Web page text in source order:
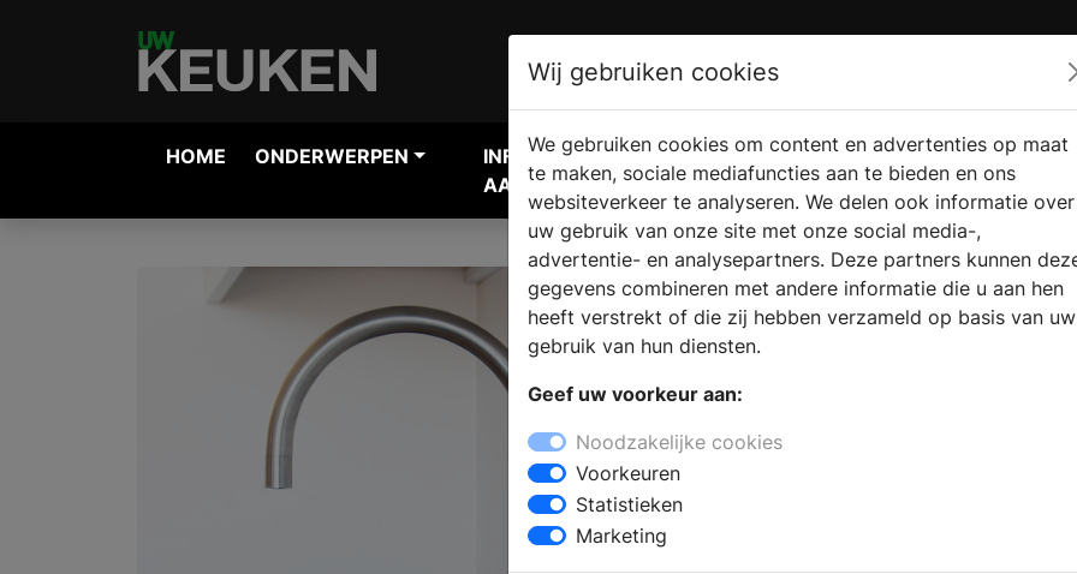
HOME ONDERWERPEN
INFORMATIE
AANVRAGEN
VERKOOPLOCATIE
VINDEN
WEBSHOP
Wij gebruiken cookies
We gebruiken cookies om content en advertenties op maat
te maken, sociale mediafuncties aan te bieden en ons
websiteverkeer te analyseren. We delen ook informatie over
uw gebruik van onze site met onze social media-,
advertentie- en analysepartners. Deze partners kunnen
gegevens combineren met andere informatie die u aan hen
heeft verstrekt of die zij hebben verzameld op basis van uw
gebruik van hun diensten.
Geef uw voorkeur aan:
Noodzakelijke cookies
Voorkeuren
Statistieken
Marketing